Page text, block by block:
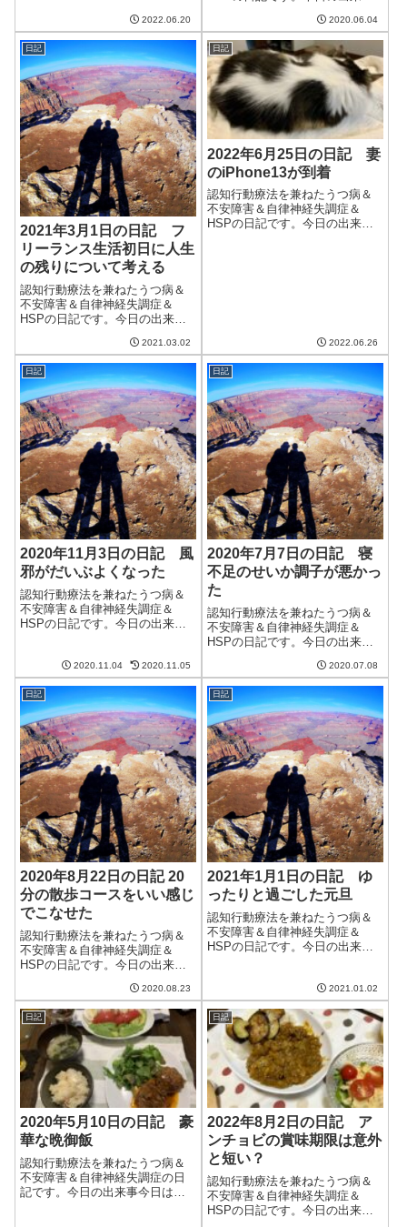
2022.06.20
ますます日本の夏らしくなって
きた。天気がいいのでシーツな
どを干したので気持ちがいい。
コロナウイルスの影響で長い間
閉館していた図書...
2020.06.04
日記
2021年3月1日の日記 フ
リーランス生活初日に人生
の残りについて考える
認知行動療法を兼ねたうつ病＆
不安障害＆自律神経失調症＆
HSPの日記です。今日の出来事
ものの、徐々に曇りとなった。
予報ほど暖かさは感じず、明日
に向けて天気が下り坂であるこ
とを感じさせる。あまり荒れた
天気にならないと...
2021.03.02
日記
2022年6月25日の日記 妻
のiPhone13が到着
認知行動療法を兼ねたうつ病＆
不安障害＆自律神経失調症＆
HSPの日記です。今日の出来事
2022.06.26
日記
2020年11月3日の日記 風
邪がだいぶよくなった
認知行動療法を兼ねたうつ病＆
不安障害＆自律神経失調症＆
HSPの日記です。今日の出来事
が、すっきりと晴れないのはい
まいち。ようやくのどの痛みが
引いてきた。長いこと痛かった
が、違和感がある...
2020.11.04 2020.11.05
日記
2020年7月7日の日記 寝
不足のせいか調子が悪かっ
た
認知行動療法を兼ねたうつ病＆
不安障害＆自律神経失調症＆
HSPの日記です。今日の出来事
方で猛威を振るっていた雨はも
うすぐこちらに来るらしい。幸
い、比較的高台にあるので洪水
の被害を受けることはなさそう
だが、気持ち的に...
2020.07.08
日記
2020年8月22日の日記 20
分の散歩コースをいい感じ
でこなせた
認知行動療法を兼ねたうつ病＆
不安障害＆自律神経失調症＆
HSPの日記です。今日の出来事
にそろそろ雨が降ってくれても
いいのだけど。明日からは少し
涼しくなるようなのでそれに期
待したい。朝から妻と散歩をす
る。久しぶりに2...
2020.08.23
日記
2021年1月1日の日記 ゆ
ったりと過ごした元旦
認知行動療法を兼ねたうつ病＆
不安障害＆自律神経失調症＆
HSPの日記です。今日の出来事
って暖かかった。風もなく、穏
やかな新年を迎えられたように
思う。今年はいい年になるとい
いなぁ。午前...
2021.01.02
日記
2020年5月10日の日記 豪
華な晩御飯
認知行動療法を兼ねたうつ病＆
不安障害＆自律神経失調症の日
記です。今日の出来事今日は日
日記
2022年8月2日の日記 ア
ンチョビの賞味期限は意外
と短い？
認知行動療法を兼ねたうつ病＆
不安障害＆自律神経失調症＆
HSPの日記です。今日の出来事